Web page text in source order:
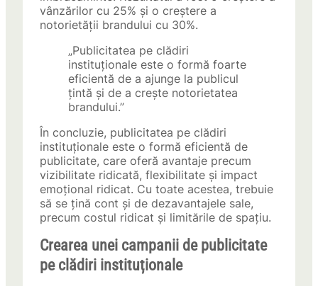
vânzărilor cu 25% și o creștere a
notorietății brandului cu 30%.
„Publicitatea pe clădiri
instituționale este o formă foarte
eficientă de a ajunge la publicul
țintă și de a crește notorietatea
brandului.”
În concluzie, publicitatea pe clădiri
instituționale este o formă eficientă de
publicitate, care oferă avantaje precum
vizibilitate ridicată, flexibilitate și impact
emoțional ridicat. Cu toate acestea, trebuie
să se țină cont și de dezavantajele sale,
precum costul ridicat și limitările de spațiu.
Crearea unei campanii de publicitate
pe clădiri instituționale